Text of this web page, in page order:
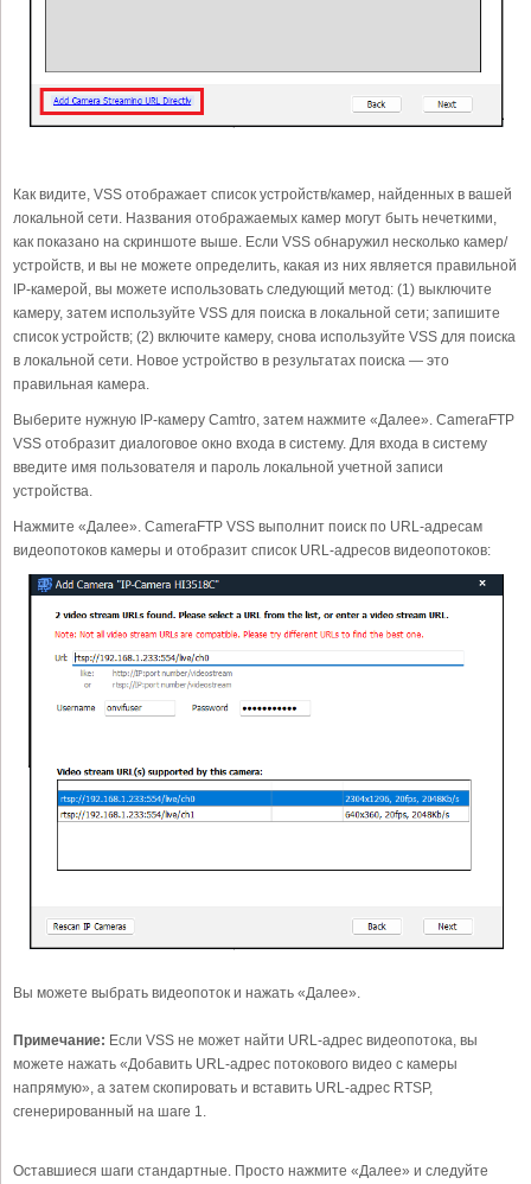
Как видите, VSS отображает список устройств/камер, найденных в вашей
локальной сети. Названия отображаемых камер могут быть нечеткими,
как показано на скриншоте выше. Если VSS обнаружил несколько камер/
устройств, и вы не можете определить, какая из них является правильной
IP-камерой, вы можете использовать следующий метод: (1) выключите
камеру, затем используйте VSS для поиска в локальной сети; запишите
список устройств; (2) включите камеру, снова используйте VSS для поиска
в локальной сети. Новое устройство в результатах поиска — это
правильная камера.
Выберите нужную IP-камеру Camtro, затем нажмите «Далее». CameraFTP
VSS отобразит диалоговое окно входа в систему. Для входа в систему
введите имя пользователя и пароль локальной учетной записи
устройства.
Нажмите «Далее». CameraFTP VSS выполнит поиск по URL-адресам
видеопотоков камеры и отобразит список URL-адресов видеопотоков:
Вы можете выбрать видеопоток и нажать «Далее».
Примечание: Если VSS не может найти URL-адрес видеопотока, вы
можете нажать «Добавить URL-адрес потокового видео с камеры
напрямую», а затем скопировать и вставить URL-адрес RTSP,
сгенерированный на шаге 1.
Оставшиеся шаги стандартные. Просто нажмите «Далее» и следуйте